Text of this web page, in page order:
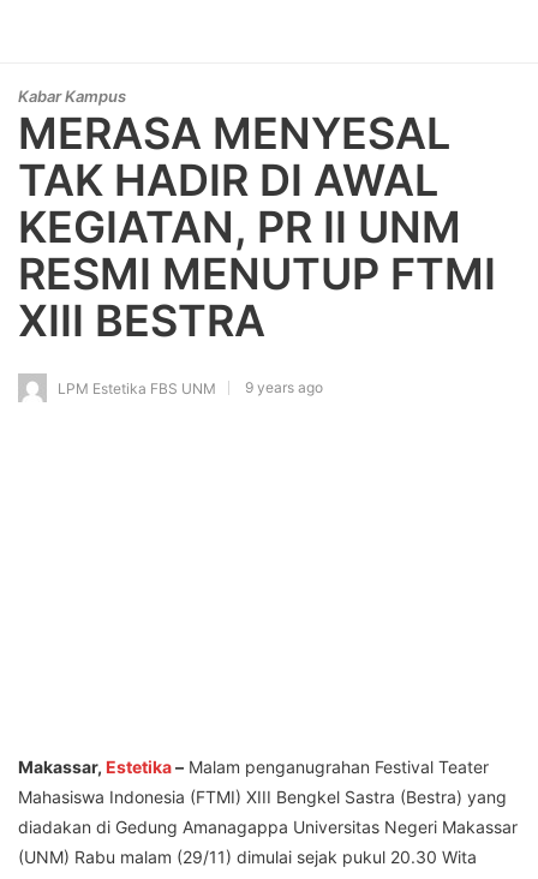
Kabar Kampus
MERASA MENYESAL
TAK HADIR DI AWAL
KEGIATAN, PR II UNM
RESMI MENUTUP FTMI
XIII BESTRA
LPM Estetika FBS UNM 9 years ago
Makassar, Estetika– Malam penganugrahan Festival Teater
Mahasiswa Indonesia (FTMI) XIII Bengkel Sastra (Bestra) yang
diadakan di Gedung Amanagappa Universitas Negeri Makassar
(UNM) Rabu malam (29/11) dimulai sejak pukul 20.30 Wita